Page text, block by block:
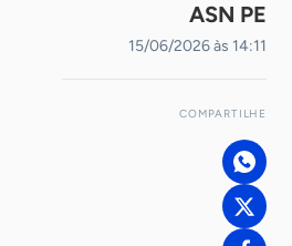
ASN PE
15/06/2026 às 14:11
COMPARTILHE